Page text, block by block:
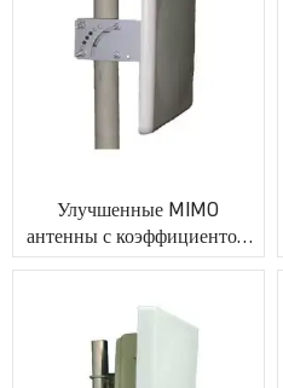
Улучшенные MIMO
антенны с коэффициентом
усиления 17 дБи и разъемом